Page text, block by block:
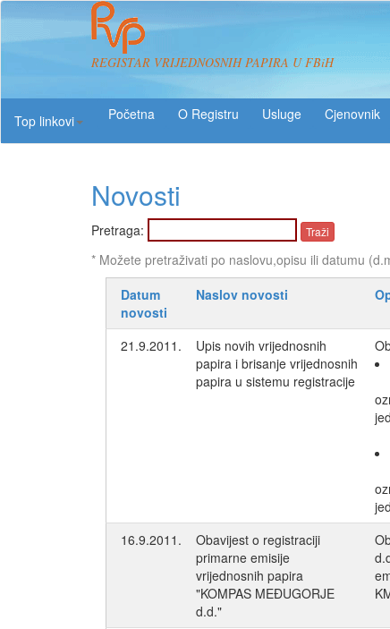
REGISTAR VRIJEDNOSNIH PAPIRA U FBiH
Top linkovi
O Registru Usluge
Novosti
Pretraga:
* Možete pretraživati po naslovu,opisu ili datumu
Datum
novosti
Naslov novosti
21.9.2011.
Upis novih vrijednosnih
papira i brisanje vrijednosnih
papira u sistemu registracije
16.9.2011.
Obavijest o registraciji
primarne emisije
vrijednosnih papira
"KOMPAS MEĐUGORJE
d.d."